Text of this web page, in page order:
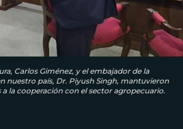
Carlos Giménez, y el embajador de la
nuestro país, Dr. Piyush Singh, mantuvieron
la cooperación con el sector agropecuario.